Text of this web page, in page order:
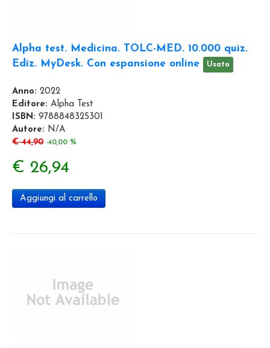
Alpha test. Medicina. TOLC-MED. 10.000 quiz.
Ediz. MyDesk. Con espansione online
Usato
Anno: 2022
Editore: Alpha Test
ISBN: 9788848325301
Autore: N/A
€ 44,90 -40,00 %
€ 26,94
Aggiungi al carrello